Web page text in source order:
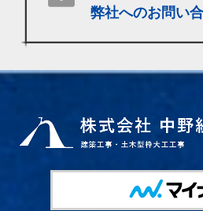
弊社へのお問い